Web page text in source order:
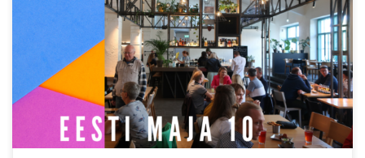
Tallinnasta löytyy laadukkaitten olutravintoloitten lisäksi
myös panimoravintoloita ja olutkauppoja.